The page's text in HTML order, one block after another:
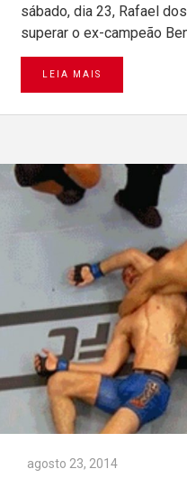
sábado, dia 23, Rafael
superar o ex-campeão
LEIA MAIS
agosto 23, 2014